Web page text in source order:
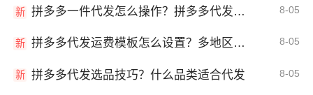
新 拼多多一件代发怎么操作？拼多多代发全流程 8-05
新 拼多多代发运费模板怎么设置？多地区运费 8-05
新 拼多多代发选品技巧？什么品类适合代发 8-05